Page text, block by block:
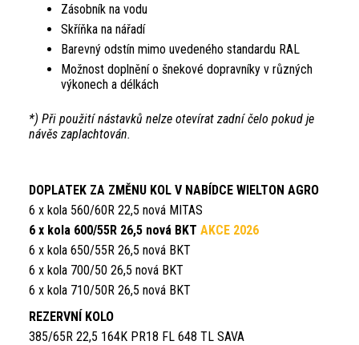
Zásobník na vodu
Skříňka na nářadí
Barevný odstín mimo uvedeného standardu RAL
Možnost doplnění o šnekové dopravníky v různých
výkonech a délkách
*) Při použití nástavků nelze otevírat zadní čelo pokud je
návěs zaplachtován.
DOPLATEK ZA ZMĚNU KOL V NABÍDCE WIELTON AGRO
6 x kola 560/60R 22,5 nová MITAS
6 x kola 600/55R 26,5 nová BKT AKCE 2026
6 x kola 650/55R 26,5 nová BKT
6 x kola 700/50 26,5 nová BKT
6 x kola 710/50R 26,5 nová BKT
REZERVNÍ KOLO
385/65R 22,5 164K PR18 FL 648 TL SAVA